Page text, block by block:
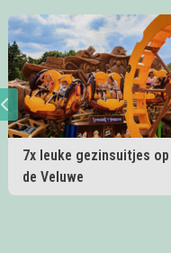
7x leuke gezinsuitjes op
de Veluwe